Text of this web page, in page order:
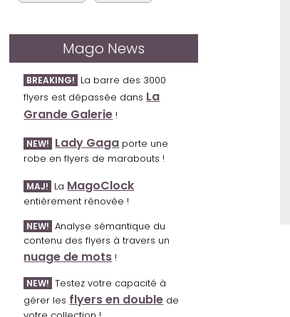
Mago News
BREAKING! La barre des 3000
flyers est dépassée dans La
Grande Galerie !
NEW! Lady Gaga porte une
robe en flyers de marabouts !
MAJ! La MagoClock
entièrement rénovée !
NEW! Analyse sémantique du
contenu des flyers à travers un
nuage de mots !
NEW! Testez votre capacité à
gérer les flyers en double de